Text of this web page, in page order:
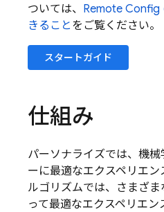
ついては、 Remote Config
きること をご覧ください。
スタートガイド
仕組み
パーソナライズでは、機
ーに最適なエクスペリエ
ルゴリズムでは、さまざ
って最適なエクスペリエ